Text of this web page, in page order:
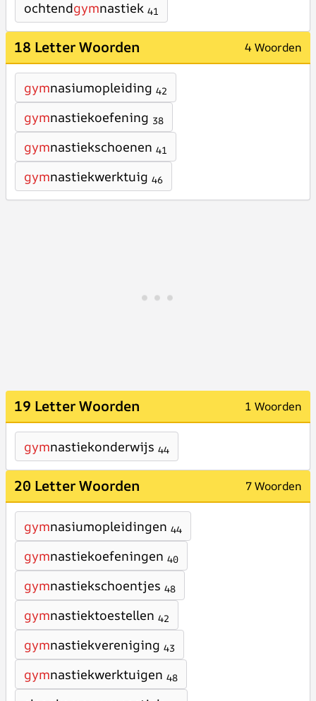
ochtendgymnastiek 41
18 Letter Woorden 4 Woorden
gymnasiumopleiding 42
gymnastiekoefening 38
gymnastiekschoenen 41
gymnastiekwerktuig 46
19 Letter Woorden 1 Woorden
gymnastiekonderwijs 44
20 Letter Woorden 7 Woorden
gymnasiumopleidingen 44
gymnastiekoefeningen 40
gymnastiekschoentjes 48
gymnastiektoestellen 42
gymnastiekvereniging 43
gymnastiekwerktuigen 48